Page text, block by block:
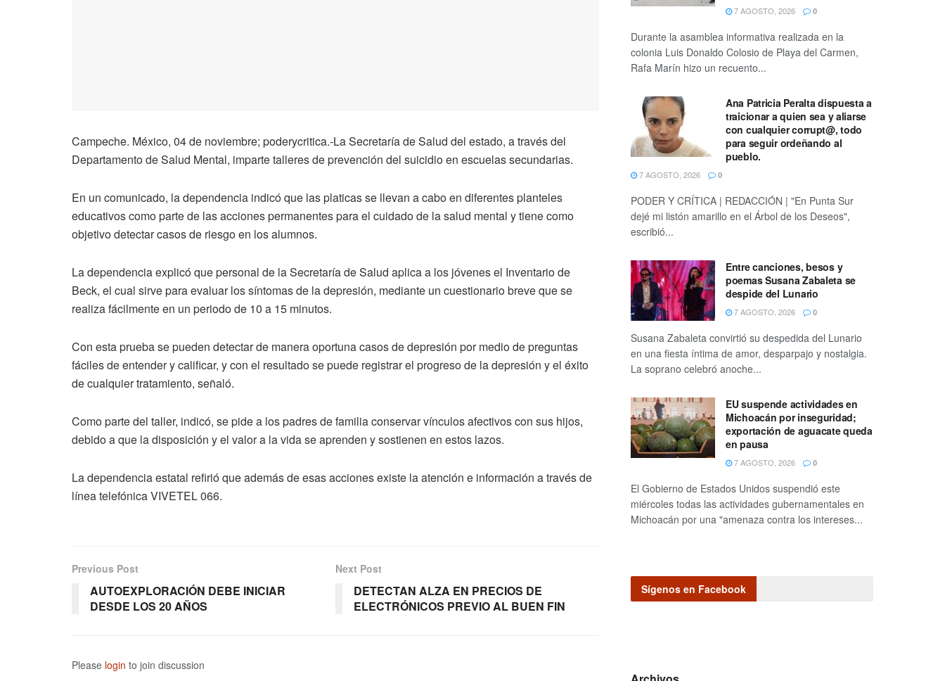
Campeche. México, 04 de noviembre; poderycritica.-La Secretaría de Salud del estado, a través del
Departamento de Salud Mental, imparte talleres de prevención del suicidio en escuelas secundarias.
En un comunicado, la dependencia indicó que las platicas se llevan a cabo en diferentes planteles
educativos como parte de las acciones permanentes para el cuidado de la salud mental y tiene como
objetivo detectar casos de riesgo en los alumnos.
La dependencia explicó que personal de la Secretaría de Salud aplica a los jóvenes el Inventario de
Beck, el cual sirve para evaluar los síntomas de la depresión, mediante un cuestionario breve que se
realiza fácilmente en un periodo de 10 a 15 minutos.
Con esta prueba se pueden detectar de manera oportuna casos de depresión por medio de preguntas
fáciles de entender y calificar, y con el resultado se puede registrar el progreso de la depresión y el éxito
de cualquier tratamiento, señaló.
Como parte del taller, indicó, se pide a los padres de familia conservar vínculos afectivos con sus hijos,
debido a que la disposición y el valor a la vida se aprenden y sostienen en estos lazos.
La dependencia estatal refirió que además de esas acciones existe la atención e información a través de
línea telefónica VIVETEL 066.
Previous Post
AUTOEXPLORACIÓN DEBE INICIAR
DESDE LOS 20 AÑOS
Next Post
DETECTAN ALZA EN PRECIOS DE
ELECTRÓNICOS PREVIO AL BUEN FIN
Please login to join discussion
7 AGOSTO, 2026 0
Durante la asamblea informativa realizada en la
colonia Luis Donaldo Colosio de Playa del Carmen,
Rafa Marín hizo un recuento...
Ana Patricia Peralta dispuesta a
traicionar a quien sea y aliarse
con cualquier corrupt@, todo
para seguir ordeñando al
pueblo.
7 AGOSTO, 2026 0
PODER Y CRÍTICA | REDACCIÓN | "En Punta Sur
dejé mi listón amarillo en el Árbol de los Deseos",
escribió...
Entre canciones, besos y
poemas Susana Zabaleta se
despide del Lunario
7 AGOSTO, 2026 0
Susana Zabaleta convirtió su despedida del Lunario
en una fiesta íntima de amor, desparpajo y nostalgia.
La soprano celebró anoche...
EU suspende actividades en
Michoacán por inseguridad;
exportación de aguacate queda
en pausa
7 AGOSTO, 2026 0
El Gobierno de Estados Unidos suspendió este
miércoles todas las actividades gubernamentales en
Michoacán por una "amenaza contra los intereses...
Sígenos en Facebook